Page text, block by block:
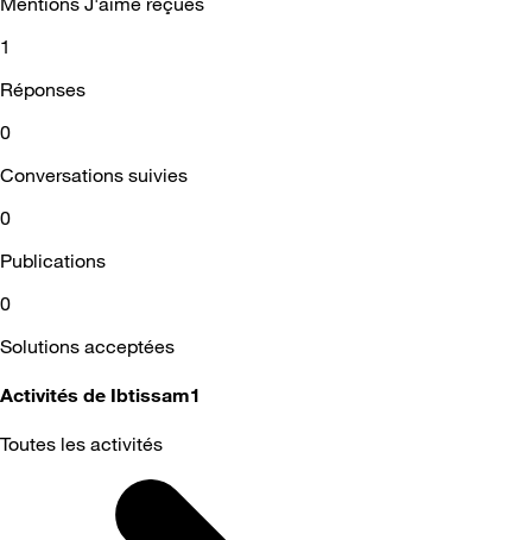
1
Réponses
0
Conversations suivies
0
Publications
0
Solutions acceptées
Activités de Ibtissam1
Toutes les activités